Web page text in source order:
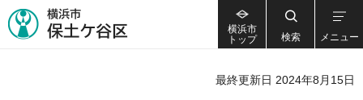
横浜市
トップ
検索 メニュー
最終更新日 2024年8月15日